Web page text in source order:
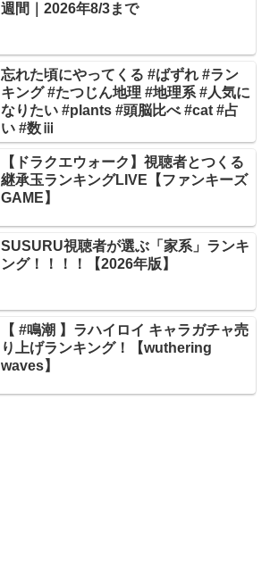
週間｜2026年8/3まで
忘れた頃にやってくる #ばずれ #ラン
キング #たつじん地理 #地理系 #人気に
なりたい #plants #頭脳比べ #cat #占
い #数ⅲ
【ドラクエウォーク】視聴者とつくる
継承玉ランキングLIVE【ファンキーズ
GAME】
SUSURU視聴者が選ぶ「家系」ランキ
ング！！！！【2026年版】
【 #鳴潮 】ラハイロイ キャラガチャ売
り上げランキング！【wuthering
waves】